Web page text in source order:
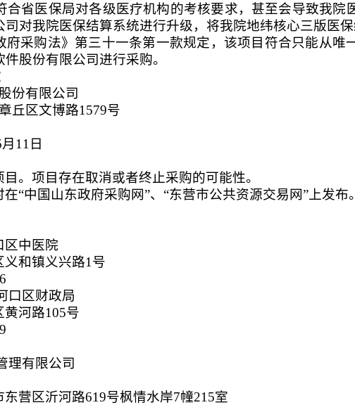
合省医保局对各级医疗机构的考核要求，甚至会导致我院
对我院医保结算系统进行升级，将我院地纬核心三版医
府采购法》第三十一条第一款规定，该项目符合只能从唯
股份有限公司进行采购。
份有限公司
丘区文博路1579号
11日
目。项目存在取消或者终止采购的可能性。
在“中国山东政府采购网”、“东营市公共资源交易网”上发布
区中医院
和镇义兴路1号
口区财政局
河路105号
理有限公司
营区沂河路619号枫情水岸7幢215室